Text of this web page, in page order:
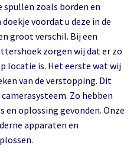
zoals borden en
voordat u deze in de
groot verschil. Bij een
zorgen wij dat er zo
locatie is. Het eerste wat wij
van de verstopping. Dit
Zo hebben
en oplossing gevonden. Onze
apparaten en